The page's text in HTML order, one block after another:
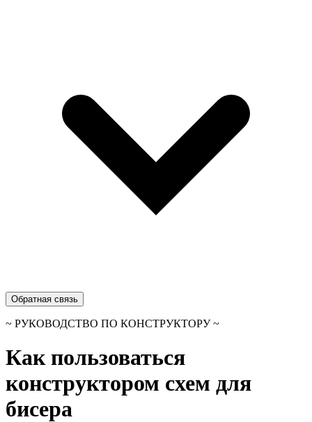
Обратная связь
~ РУКОВОДСТВО ПО КОНСТРУКТОРУ ~
Как пользоваться
конструктором схем для
бисера